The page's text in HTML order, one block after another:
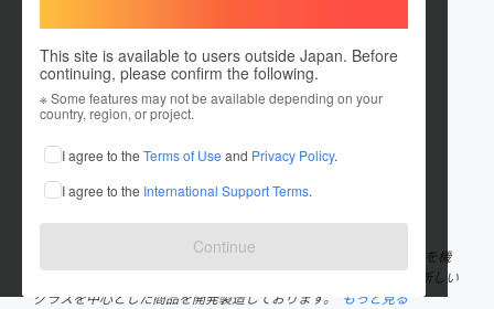
This site is available to users outside Japan. Before
continuing, please confirm the following.
※ Some features may not be available depending on your
country, region, or project.
I agree to the Terms of Use and Privacy Policy.
I agree to the International Support Terms.
Continue
GEKKO_KOBO
これまでに1件のプロジェクトを投稿しています
在住国：日本 現在地：岐阜県
出身国：日本 出身地：岐阜県
夏には日本一暑くなる日がある岐阜県多治見市で2018年にCF挑戦を機
に誕生した工房です。 独自の特許技術、サンドブラスト＆蓄光で新しい
グラスを中心とした商品を開発製造しております。
もっと見る